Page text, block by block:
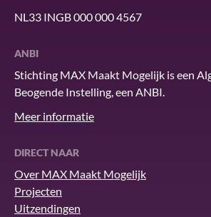
NL33 INGB 000 000 4567
ANBI
Stichting MAX Maakt Mogelijk is een
Beogende Instelling, een ANBI.
Meer informatie
DIRECT NAAR
Over MAX Maakt Mogelijk
Projecten
Uitzendingen